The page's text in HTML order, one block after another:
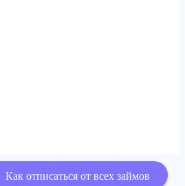
Как отписаться от всех займов